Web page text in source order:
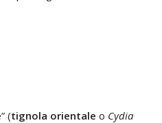
(tignola orientale o Cydia